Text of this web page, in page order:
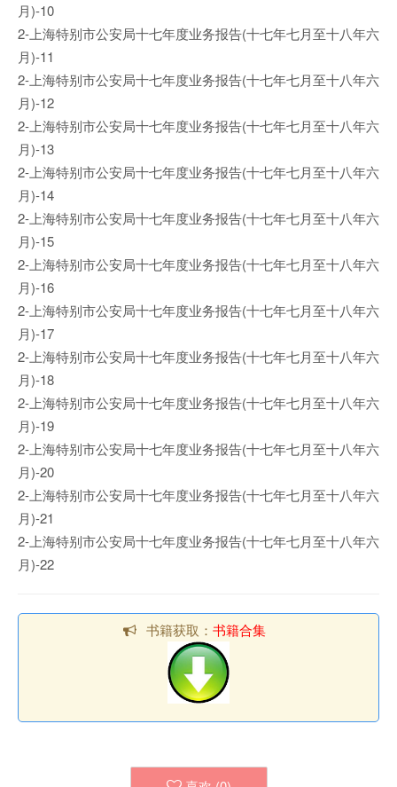
月)-10
2-上海特别市公安局十七年度业务报告(十七年七月至十八年六
月)-11
2-上海特别市公安局十七年度业务报告(十七年七月至十八年六
月)-12
2-上海特别市公安局十七年度业务报告(十七年七月至十八年六
月)-13
2-上海特别市公安局十七年度业务报告(十七年七月至十八年六
月)-14
2-上海特别市公安局十七年度业务报告(十七年七月至十八年六
月)-15
2-上海特别市公安局十七年度业务报告(十七年七月至十八年六
月)-16
2-上海特别市公安局十七年度业务报告(十七年七月至十八年六
月)-17
2-上海特别市公安局十七年度业务报告(十七年七月至十八年六
月)-18
2-上海特别市公安局十七年度业务报告(十七年七月至十八年六
月)-19
2-上海特别市公安局十七年度业务报告(十七年七月至十八年六
月)-20
2-上海特别市公安局十七年度业务报告(十七年七月至十八年六
月)-21
2-上海特别市公安局十七年度业务报告(十七年七月至十八年六
月)-22
书籍获取： 书籍合集